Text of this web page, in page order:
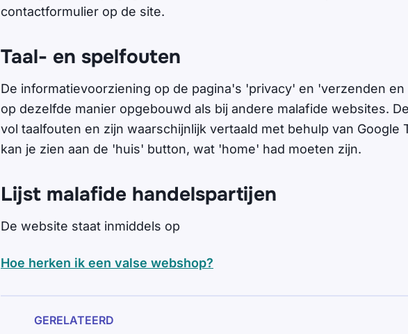
contactformulier op de site.
Taal- en spelfouten
De informatievoorziening op de pagina's 'privacy' en 'verzenden
op dezelfde manier opgebouwd als bij andere malafide websites.
vol taalfouten en zijn waarschijnlijk vertaald met behulp van Google
kan je zien aan de 'huis' button, wat 'home' had moeten zijn.
Lijst malafide handelspartijen
De website staat inmiddels op
Hoe herken ik een valse webshop?
GERELATEERD